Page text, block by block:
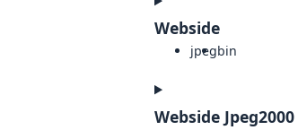
Webside
jpegbin
Webside Jpeg2000